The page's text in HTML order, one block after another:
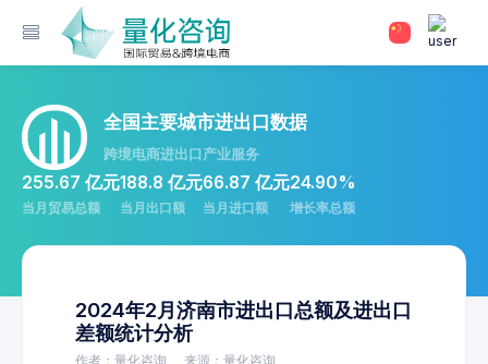
全国主要城市进出口数据
跨境电商进出口产业服务
255.67 亿元
当月贸易总额
188.8 亿元
当月出口额
66.87 亿元
当月进口额
24.90%
增长率总额
2024年2月济南市进出口总额及进出口
差额统计分析
作者：量化咨询 来源：量化咨询